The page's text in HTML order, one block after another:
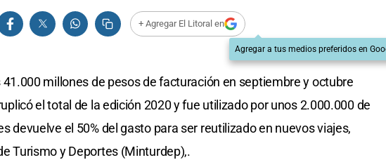
+ Agregar El Litoral en
Agregar a tus medios preferidos en
41.000 millones de pesos de facturación en septiembre y octubre
el total de la edición 2020 y fue utilizado por unos 2.000.000 de
devuelve el 50% del gasto para ser reutilizado en nuevos viajes,
Turismo y Deportes (Minturdep),.